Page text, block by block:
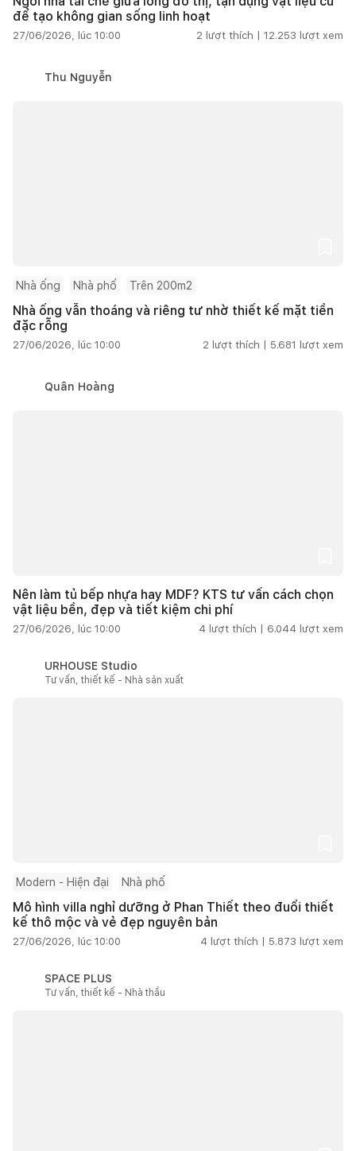
để tạo không gian sống linh hoạt
27/06/2026, lúc 10:00 2 lượt thích | 12.253 lượt xem
Thu Nguyễn
Nhà ống Nhà phố Trên 200m2
Nhà ống vẫn thoáng và riêng tư nhờ thiết kế mặt tiền
đặc rỗng
27/06/2026, lúc 10:00 2 lượt thích | 5.681 lượt xem
Quân Hoàng
Nên làm tủ bếp nhựa hay MDF? KTS tư vấn cách chọn
vật liệu bền, đẹp và tiết kiệm chi phí
27/06/2026, lúc 10:00 4 lượt thích | 6.044 lượt xem
URHOUSE Studio
Tư vấn, thiết kế - Nhà sản xuất
Modern - Hiện đại Nhà phố
Mô hình villa nghỉ dưỡng ở Phan Thiết theo đuổi thiết
kế thô mộc và vẻ đẹp nguyên bản
27/06/2026, lúc 10:00 4 lượt thích | 5.873 lượt xem
SPACE PLUS
Tư vấn, thiết kế - Nhà thầu